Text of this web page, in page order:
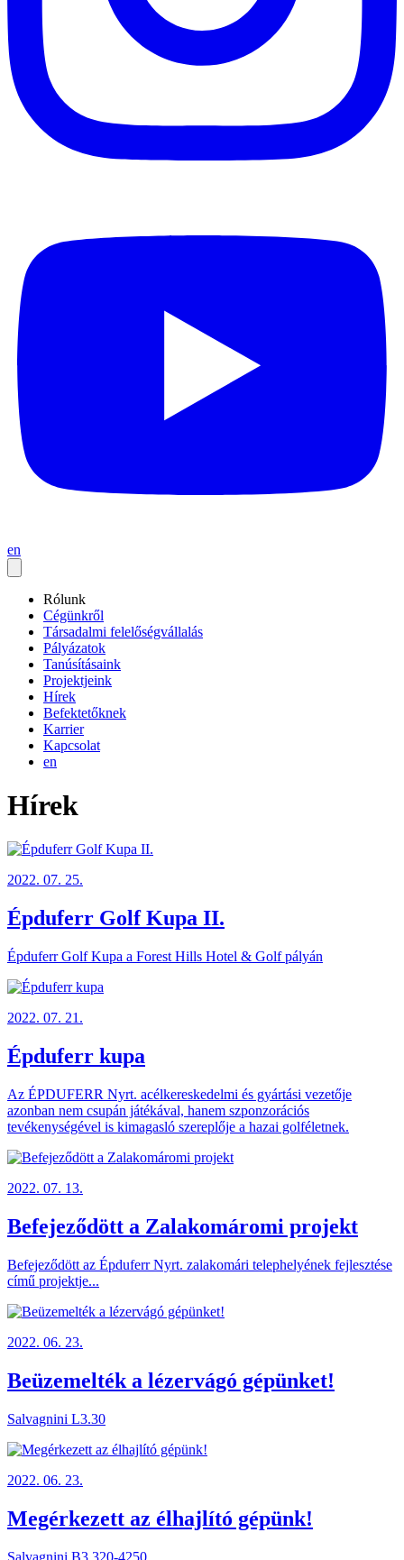
en
Rólunk
Cégünkről
Társadalmi felelőségvállalás
Pályázatok
Tanúsításaink
Projektjeink
Hírek
Befektetőknek
Karrier
Kapcsolat
en
Hírek
2022. 07. 25.
Épduferr Golf Kupa II.
Épduferr Golf Kupa a Forest Hills Hotel & Golf pályán
2022. 07. 21.
Épduferr kupa
Az ÉPDUFERR Nyrt. acélkereskedelmi és gyártási vezetője
azonban nem csupán játékával, hanem szponzorációs
tevékenységével is kimagasló szereplője a hazai golféletnek.
2022. 07. 13.
Befejeződött a Zalakomáromi projekt
Befejeződött az Épduferr Nyrt. zalakomári telephelyének fejlesztése
című projektje...
2022. 06. 23.
Beüzemelték a lézervágó gépünket!
Salvagnini L3.30
2022. 06. 23.
Megérkezett az élhajlító gépünk!
Salvagnini B3.320-4250